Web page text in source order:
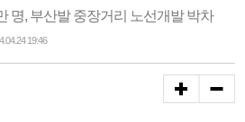
명, 부산발 중장거리 노선개발 박차
19:46